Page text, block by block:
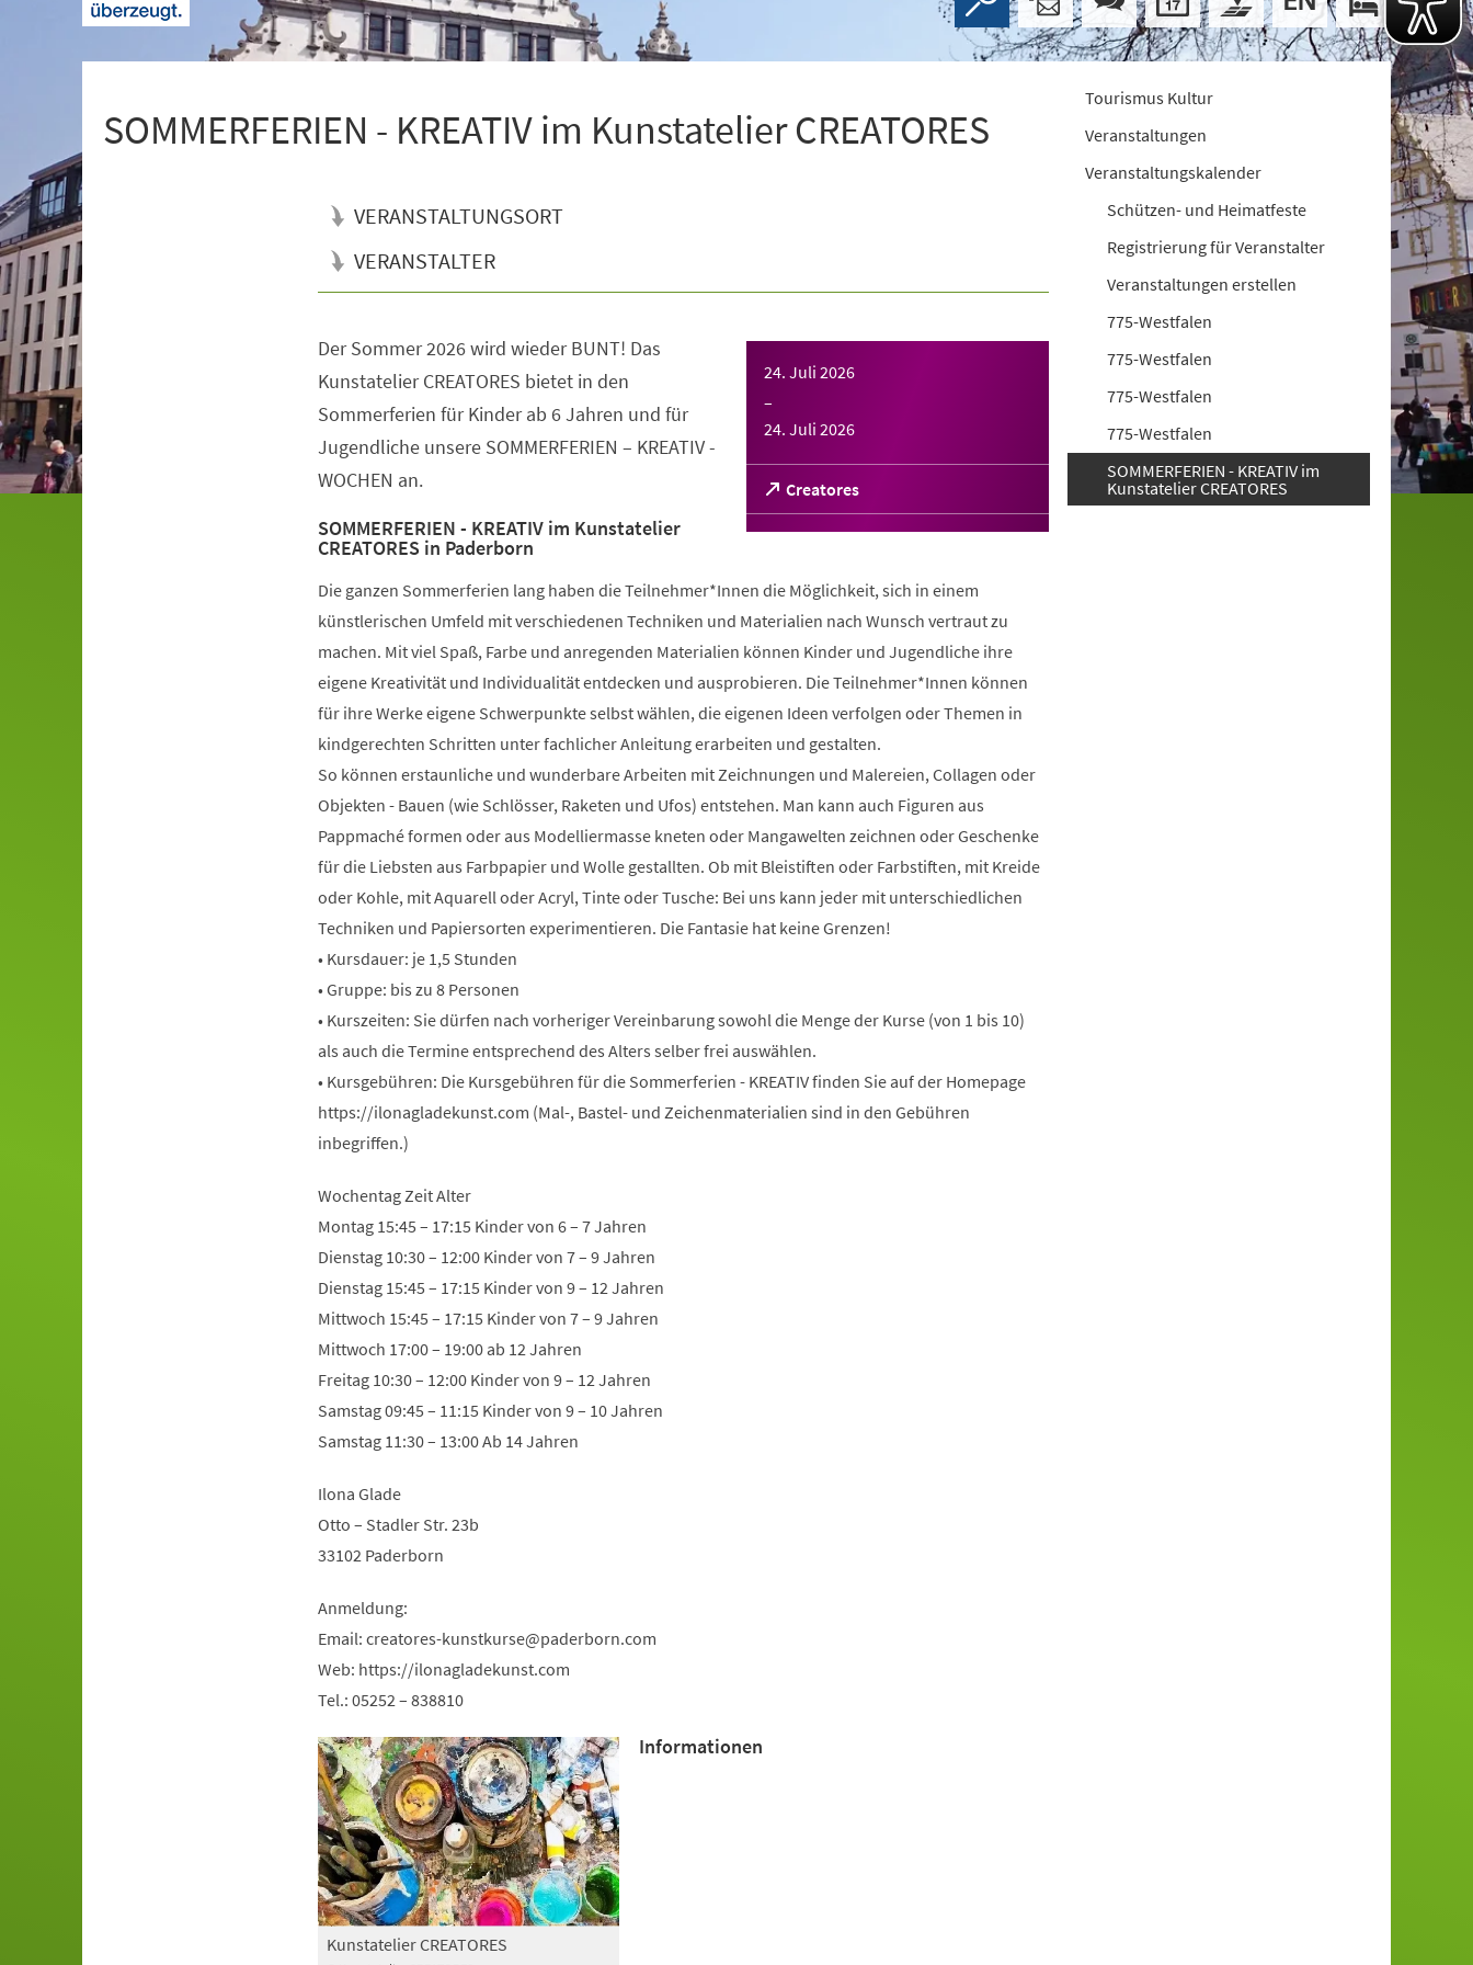
SOMMERFERIEN - KREATIV im Kunstatelier CREATORES
VERANSTALTUNGSORT
VERANSTALTER
24. Juli 2026
–
24. Juli 2026
Creatores
(Öffnet
in
einem
Der Sommer 2026 wird wieder BUNT! Das
Kunstatelier CREATORES bietet in den
Sommerferien für Kinder ab 6 Jahren und für
Jugendliche unsere SOMMERFERIEN – KREATIV -
WOCHEN an.
SOMMERFERIEN - KREATIV im Kunstatelier
CREATORES in Paderborn
Die ganzen Sommerferien lang haben die Teilnehmer*Innen die Möglichkeit, sich in einem
künstlerischen Umfeld mit verschiedenen Techniken und Materialien nach Wunsch vertraut zu
machen. Mit viel Spaß, Farbe und anregenden Materialien können Kinder und Jugendliche ihre
eigene Kreativität und Individualität entdecken und ausprobieren. Die Teilnehmer*Innen können
für ihre Werke eigene Schwerpunkte selbst wählen, die eigenen Ideen verfolgen oder Themen in
kindgerechten Schritten unter fachlicher Anleitung erarbeiten und gestalten.
So können erstaunliche und wunderbare Arbeiten mit Zeichnungen und Malereien, Collagen oder
Objekten - Bauen (wie Schlösser, Raketen und Ufos) entstehen. Man kann auch Figuren aus
Pappmaché formen oder aus Modelliermasse kneten oder Mangawelten zeichnen oder Geschenke
für die Liebsten aus Farbpapier und Wolle gestallten. Ob mit Bleistiften oder Farbstiften, mit Kreide
oder Kohle, mit Aquarell oder Acryl, Tinte oder Tusche: Bei uns kann jeder mit unterschiedlichen
Techniken und Papiersorten experimentieren. Die Fantasie hat keine Grenzen!
• Kursdauer: je 1,5 Stunden
• Gruppe: bis zu 8 Personen
• Kurszeiten: Sie dürfen nach vorheriger Vereinbarung sowohl die Menge der Kurse (von 1 bis 10)
als auch die Termine entsprechend des Alters selber frei auswählen.
• Kursgebühren: Die Kursgebühren für die Sommerferien - KREATIV finden Sie auf der Homepage
https://ilonagladekunst.com (Mal-, Bastel- und Zeichenmaterialien sind in den Gebühren
inbegriffen.)
Wochentag Zeit Alter
Montag 15:45 – 17:15 Kinder von 6 – 7 Jahren
Dienstag 10:30 – 12:00 Kinder von 7 – 9 Jahren
Dienstag 15:45 – 17:15 Kinder von 9 – 12 Jahren
Mittwoch 15:45 – 17:15 Kinder von 7 – 9 Jahren
Mittwoch 17:00 – 19:00 ab 12 Jahren
Freitag 10:30 – 12:00 Kinder von 9 – 12 Jahren
Samstag 09:45 – 11:15 Kinder von 9 – 10 Jahren
Samstag 11:30 – 13:00 Ab 14 Jahren
Ilona Glade
Otto – Stadler Str. 23b
33102 Paderborn
Anmeldung:
Email: creatores-kunstkurse paderborn com
Web: https://ilonagladekunst.com
Tel.: 05252 – 838810
Kunstatelier CREATORES
Informationen
Tourismus Kultur
Veranstaltungen
Veranstaltungskalender
Schützen- und Heimatfeste
Registrierung für Veranstalter
Veranstaltungen erstellen
775-Westfalen
775-Westfalen
775-Westfalen
775-Westfalen
SOMMERFERIEN - KREATIV im
Kunstatelier CREATORES